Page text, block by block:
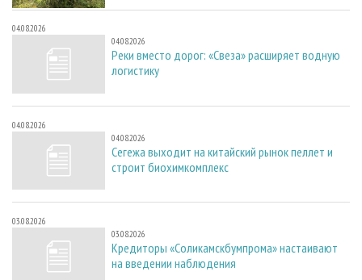
04.08.2026
04.08.2026
Реки вместо дорог: «Свеза» расширяет водную
логистику
04.08.2026
04.08.2026
Сегежа выходит на китайский рынок пеллет и
строит биохимкомплекс
03.08.2026
03.08.2026
Кредиторы «Соликамскбумпрома» настаивают
на введении наблюдения